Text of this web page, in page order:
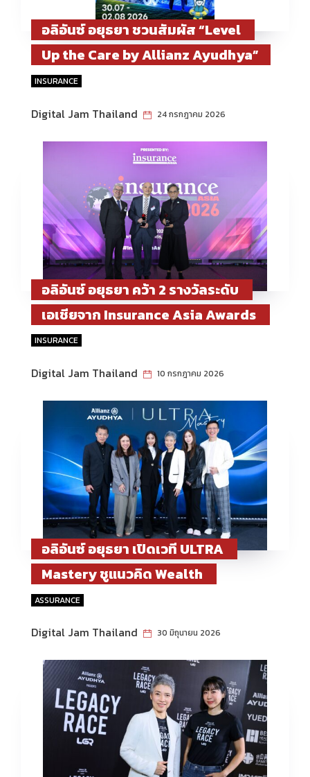
อลิอันซ์ อยุธยา ชวนสัมผัส “Level
Up the Care by Allianz Ayudhya”
นิทรรศการยกระดับความเป็นห่วง ใน
งาน Hug HeartYai 2026
INSURANCE
Digital Jam Thailand 24 กรกฎาคม 2026
อลิอันซ์ อยุธยา คว้า 2 รางวัลระดับ
เอเชียจาก Insurance Asia Awards
2026 ตอกย้ำความเป็นผู้นำด้าน
นวัตกรรมการตลาดและการดูแลลูกค้า
INSURANCE
Digital Jam Thailand 10 กรกฎาคม 2026
อลิอันซ์ อยุธยา เปิดเวที ULTRA
Mastery ชูแนวคิด Wealth
Architect ยกระดับการวางแผนความ
มั่งคั่งระยะยาว
ASSURANCE
Digital Jam Thailand 30 มิถุนายน 2026